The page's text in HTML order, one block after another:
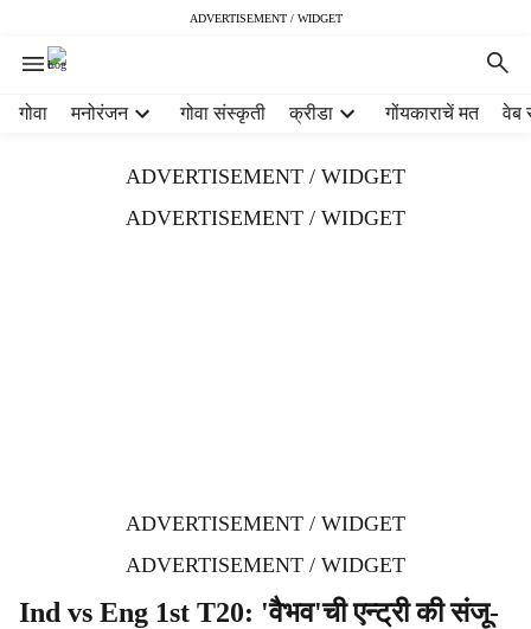
ADVERTISEMENT / WIDGET
गोवा मनोरंजन गोवा संस्कृती क्रीडा गोंयकाराचें मत वेब
ADVERTISEMENT / WIDGET
ADVERTISEMENT / WIDGET
ADVERTISEMENT / WIDGET
ADVERTISEMENT / WIDGET
Ind vs Eng 1st T20: 'वैभव'ची एन्ट्री की संजू-